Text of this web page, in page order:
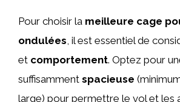
Pour choisir la meilleure cage
ondulées, il est essentiel de
et comportement. Optez pour
suffisamment spacieuse
large) pour permettre le vol et les